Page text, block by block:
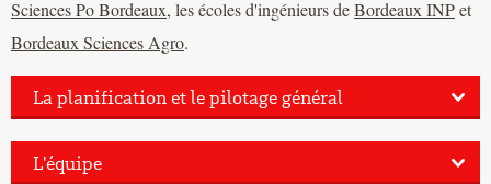
Sciences Po Bordeaux, les écoles d'ingénieurs deBordeaux INPet
Bordeaux Sciences Agro.
La planification et le pilotage général
L'équipe